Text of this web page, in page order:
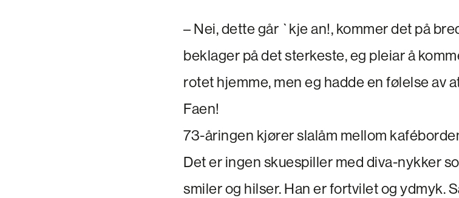
– Nei, dette går `kje an!, kommer det på
beklager på det sterkeste, eg pleiar å
rotet hjemme, men eg hadde en følelse av
Faen!
73-åringen kjører slalåm mellom
Det er ingen skuespiller med diva-nykker
smiler og hilser. Han er fortvilet og ydmyk.